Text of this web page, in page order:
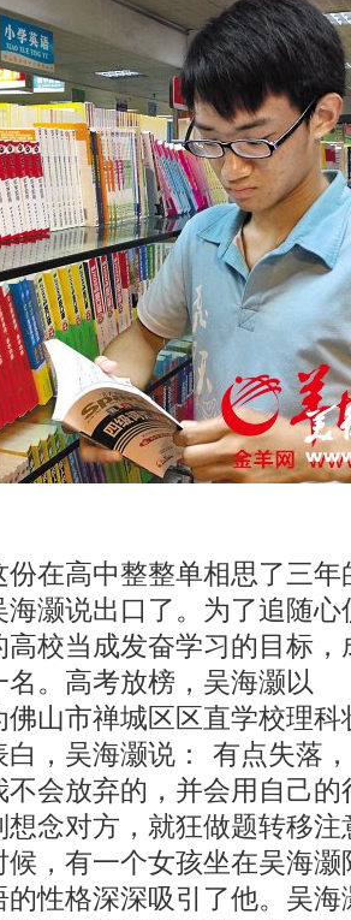
高中整整单相思了三年
海灏说出口了。为了追随
高校当成发奋学习的目标
。高考放榜，吴海灏以
佛山市禅城区区直学校理
，吴海灏说：
有点失落
不会放弃的，并会用自己的
对方，就狂做题转移注
有一个女孩坐在吴海灏
的性格深深吸引了他。吴